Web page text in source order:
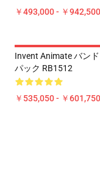
￥493,000 - ￥942,500
Invent Animate バン
パック RB1512
￥535,050 - ￥601,750